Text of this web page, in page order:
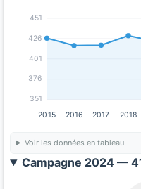
351
376
401
426
451
2015 2016 2017 2018
Voir les données en tableau
Campagne 2024 —